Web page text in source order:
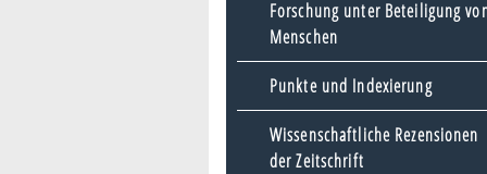
Forschung unter Beteiligung
Menschen
Punkte und Indexierung
Wissenschaftliche Rezensionen
der Zeitschrift